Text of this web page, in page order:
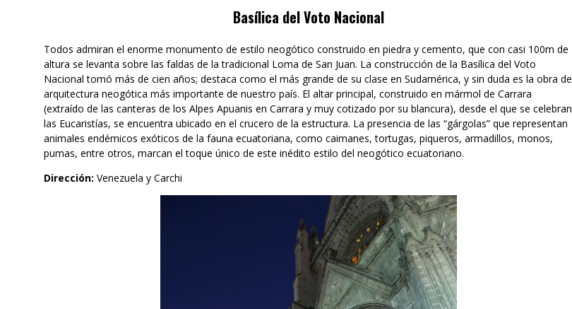
Basílica del Voto Nacional
Todos admiran el enorme monumento de estilo neogótico construido en piedra y cemento, que con casi 100m de
altura se levanta sobre las faldas de la tradicional Loma de San Juan. La construcción de la Basílica del Voto
Nacional tomó más de cien años; destaca como el más grande de su clase en Sudamérica, y sin duda es la obra de
arquitectura neogótica más importante de nuestro país. El altar principal, construido en mármol de Carrara
(extraído de las canteras de los Alpes Apuanis en Carrara y muy cotizado por su blancura), desde el que se celebran
las Eucaristías, se encuentra ubicado en el crucero de la estructura. La presencia de las “gárgolas” que representan
animales endémicos exóticos de la fauna ecuatoriana, como caimanes, tortugas, piqueros, armadillos, monos,
pumas, entre otros, marcan el toque único de este inédito estilo del neogótico ecuatoriano.
Dirección: Venezuela y Carchi